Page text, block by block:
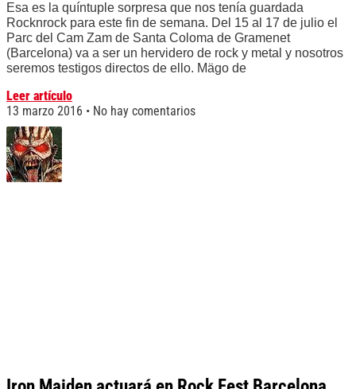
Esa es la quíntuple sorpresa que nos tenía guardada
Rocknrock para este fin de semana. Del 15 al 17 de julio el
Parc del Cam Zam de Santa Coloma de Gramenet
(Barcelona) va a ser un hervidero de rock y metal y nosotros
seremos testigos directos de ello. Mägo de
Leer artículo
13 marzo 2016
No hay comentarios